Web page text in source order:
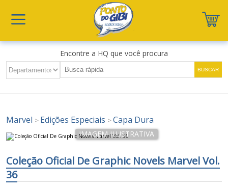
Encontre a HQ que você procura
Marvel > Edições Especiais >Capa Dura
Coleção Oficial De Graphic Novels Marvel Vol.
36